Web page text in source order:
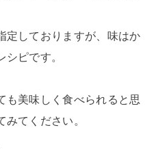
しておりますが、 味はか
ピです。
も美味しく食べられると思
みてください。